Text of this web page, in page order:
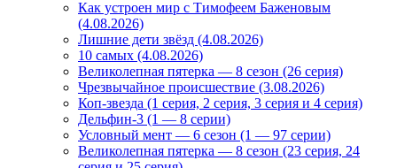
Как устроен мир с Тимофеем Баженовым
(4.08.2026)
Лишние дети звёзд (4.08.2026)
10 самых (4.08.2026)
Великолепная пятерка — 8 сезон (26 серия)
Чрезвычайное происшествие (3.08.2026)
Коп-звезда (1 серия, 2 серия, 3 серия и 4 серия)
Дельфин-3 (1 — 8 серии)
Условный мент — 6 сезон (1 — 97 серии)
Великолепная пятерка — 8 сезон (23 серия, 24